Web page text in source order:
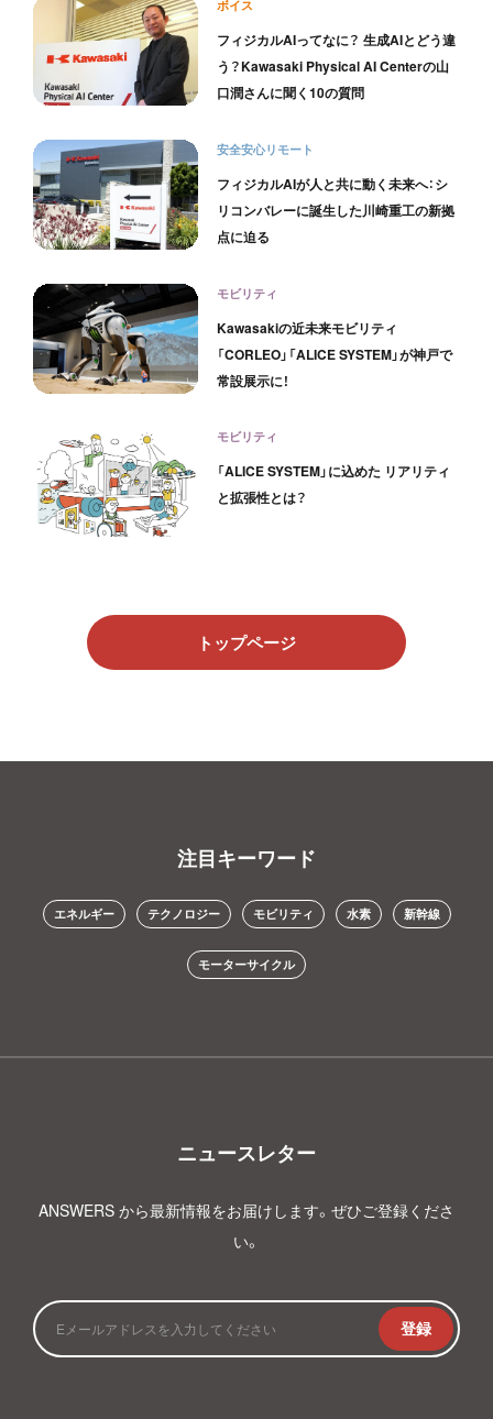
ボイス
フィジカルAIってなに？ 生成AIとどう違
う？Kawasaki Physical AI Centerの山
口潤さんに聞く10の質問
安全安心リモート
フィジカルAIが人と共に動く未来へ：シ
リコンバレーに誕生した川崎重工の新拠
点に迫る
モビリティ
Kawasakiの近未来モビリティ
「CORLEO」「ALICE SYSTEM」が神戸で
常設展示に！
モビリティ
「ALICE SYSTEM」に込めた リアリティ
と拡張性とは？
トップページ
注目キーワード
エネルギー テクノロジー モビリティ 水素 新幹線
モーターサイクル
ニュースレター
ANSWERS から最新情報をお届けします。ぜひご登録くださ
い。
登録